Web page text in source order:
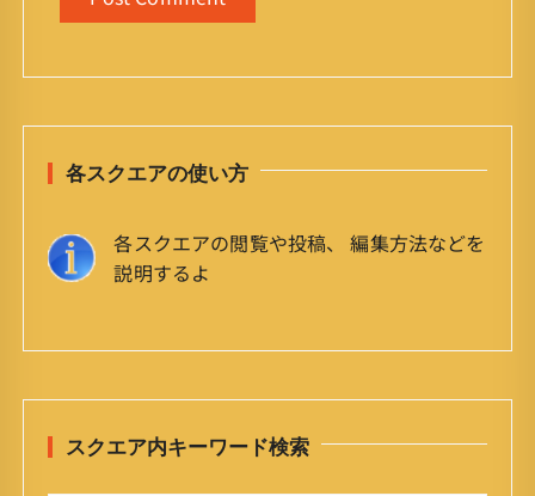
各スクエアの使い方
各スクエアの閲覧や投稿、 編集方法などを
説明するよ
スクエア内キーワード検索